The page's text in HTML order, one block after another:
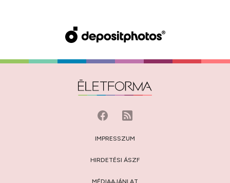
IMPRESSZUM
HIRDETÉSI ÁSZF
MÉDIAAJÁNLAT